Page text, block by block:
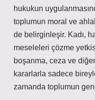
hukukun
toplumun moral ve
de belirginleşir. Kadı,
meseleleri çözme
boşanma, ceza ve
kararlarla sadece
zamanda toplumun